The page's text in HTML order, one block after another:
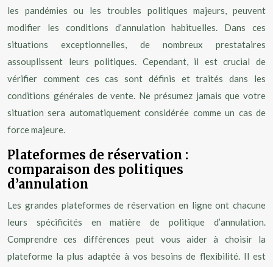
les pandémies ou les troubles politiques majeurs, peuvent
modifier les conditions d’annulation habituelles. Dans ces
situations exceptionnelles, de nombreux prestataires
assouplissent leurs politiques. Cependant, il est crucial de
vérifier comment ces cas sont définis et traités dans les
conditions générales de vente. Ne présumez jamais que votre
situation sera automatiquement considérée comme un cas de
force majeure.
Plateformes de réservation :
comparaison des politiques
d’annulation
Les grandes plateformes de réservation en ligne ont chacune
leurs spécificités en matière de politique d’annulation.
Comprendre ces différences peut vous aider à choisir la
plateforme la plus adaptée à vos besoins de flexibilité. Il est